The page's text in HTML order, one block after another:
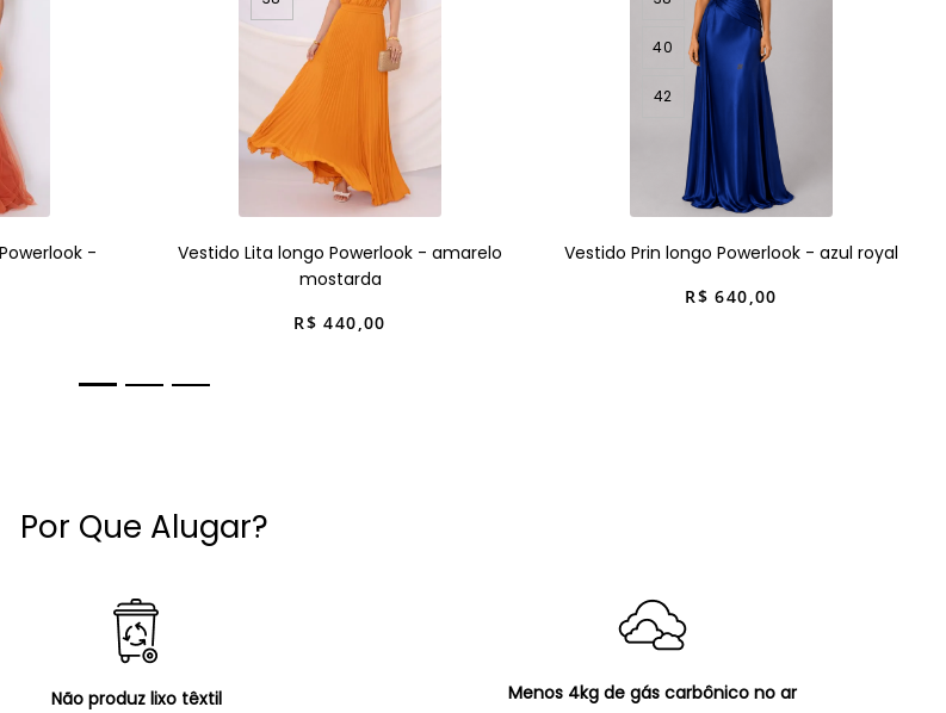
-
Vestido Lita longo Powerlook - amarelo
mostarda
R$ 440,00
40
42
Vestido Prin longo Powerlook - azul royal
R$ 640,00
Por Que Alugar?
Não produz lixo têxtil Menos 4kg de gás carbônico no ar